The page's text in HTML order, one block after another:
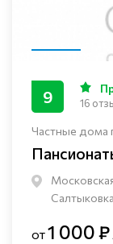
Частные дома
9 16
от1 000 ₽